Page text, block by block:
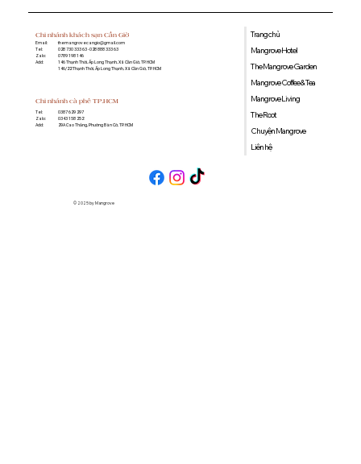
Chi nhánh khách sạn Cần Giờ
Email:
Tel:
Zalo:
Add:
themangrovecangio@gmail.com
028 730 333 63 - 028 888 333 63
0789 198 146
146 Thạnh Thới, Ấp Long Thạnh, Xã Cần Giờ, TP. HCM
146/22 Thạnh Thới, Ấp Long Thạnh, Xã Cần Giờ, TP. HCM
Trang chủ
Mangrove Hotel
The Mangrove Garden
Mangrove Coffee & Tea
Mangrove Living
The Root
Chuyện Mangrove
Liên hệ
Chi nhánh cà phê TP.HCM
Tel:
Zalo:
Add:
0387 629 297
0343 158 252
29A Cao Thắng, Phường Bàn Cờ, TP. HCM
© 2025 by Mangrove